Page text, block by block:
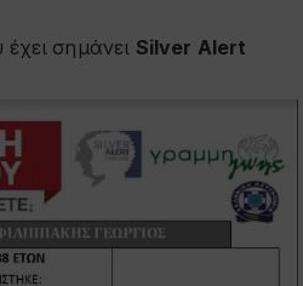
σημάνει Silver Alert